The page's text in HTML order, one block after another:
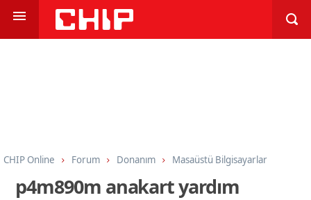
CHIP Online Forum Donanım Masaüstü Bilgisayarlar
p4m890m anakart yardım